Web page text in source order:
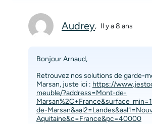
Audrey, Il y a 8 ans
Bonjour Arnaud,
Retrouvez nos solutions de garde-
Marsan, juste ici : https://
meuble/?address=Mont-de-
de-
Aquitaine&c=France&pc=40000